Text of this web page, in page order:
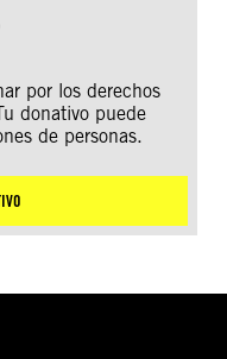
por los derechos
donativo puede
de personas.